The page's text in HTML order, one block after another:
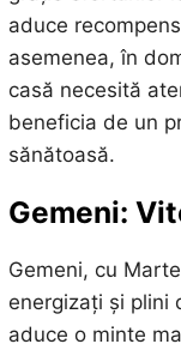
aduce
asemenea, în
casă necesită
beneficia de un
sănătoasă.
Gemeni:
Gemeni, cu
energizați și plini
aduce o minte